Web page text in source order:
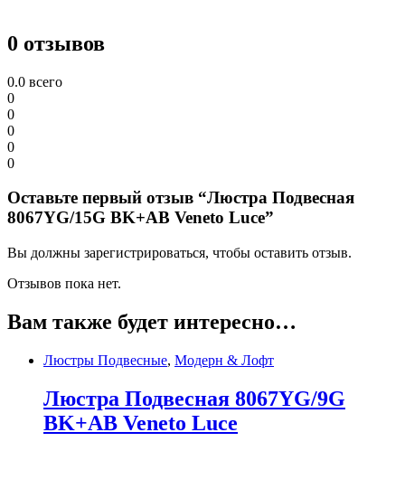
0 отзывов
0.0 всего
0
0
0
0
0
Оставьте первый отзыв “Люстра Подвесная
8067YG/15G BK+AB Veneto Luce”
Вы должны зарегистрироваться, чтобы оставить отзыв.
Отзывов пока нет.
Вам также будет интересно…
Люстры Подвесные, Модерн & Лофт
Люстра Подвесная 8067YG/9G
BK+AB Veneto Luce